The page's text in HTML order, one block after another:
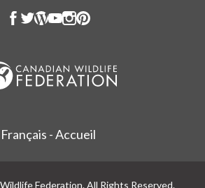
Français - Accueil
Federation. All Rights Reserved.